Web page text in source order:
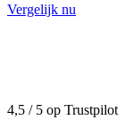
Vergelijk nu
4,5 / 5 op Trustpilot